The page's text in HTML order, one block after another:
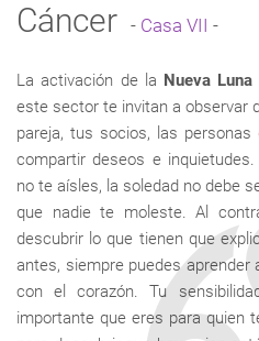
Cáncer - Casa VII -
La activación de la Nueva Luna
este sector te invitan a observar
pareja, tus socios, las
compartir deseos e
no te aísles, la soledad no debe
que nadie te moleste. Al
descubrir lo que tienen que
antes, siempre puedes aprender
con el corazón. Tu
importante que eres para quien